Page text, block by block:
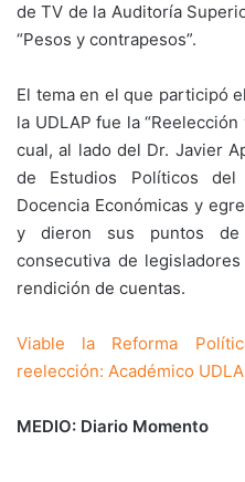
de TV de la Auditoría
“Pesos y contrapesos”.
El tema en el que participó
la UDLAP fue la
cual, al lado del Dr. Javier
de Estudios Políticos
Docencia Económicas y
y dieron sus puntos de
consecutiva de
rendición de cuentas.
Viable la Reforma
reelección: Académico
MEDIO: Diario Momento